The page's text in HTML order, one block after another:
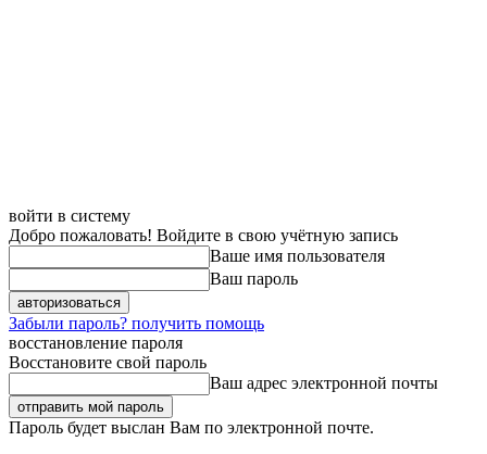
войти в систему
Добро пожаловать! Войдите в свою учётную запись
Ваше имя пользователя
Ваш пароль
Забыли пароль? получить помощь
восстановление пароля
Восстановите свой пароль
Ваш адрес электронной почты
Пароль будет выслан Вам по электронной почте.